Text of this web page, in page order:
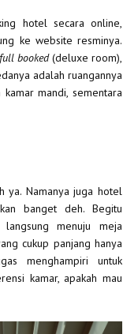
hotel secara online,
ke website resminya.
full booked(deluxe room),
adalah ruangannya
mandi, sementara
ya. Namanya juga hotel
banget deh. Begitu
menuju meja
cukup panjang hanya
menghampiri untuk
kamar, apakah mau